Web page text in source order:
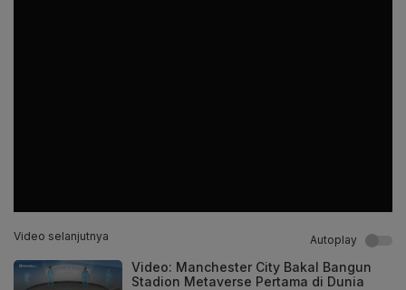
Video selanjutnya Autoplay
Video: Manchester City Bakal Bangun
Stadion Metaverse Pertama di Dunia